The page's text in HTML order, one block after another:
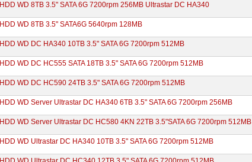
HDD WD 8TB 3.5" SATA 6G 7200rpm 256MB Ultrastar DC HA340
HDD WD 8TB 3.5" SATA6G 5640rpm 128MB
HDD WD DC HA340 10TB 3.5" SATA 6G 7200rpm 512MB
HDD WD DC HC555 SATA 18TB 3.5" SATA 6G 7200rpm 512MB
HDD WD DC HC590 24TB 3.5" SATA 6G 7200rpm 512MB
HDD WD Server Ultrastar DC HA340 6TB 3.5" SATA 6G 7200rpm 256MB
HDD WD Server Ultrastar DC HC580 4KN 22TB 3.5"SATA 6G 7200rpm 512MB
HDD WD Ultrastar DC HA340 10TB 3.5" SATA 6G 7200rpm 512MB